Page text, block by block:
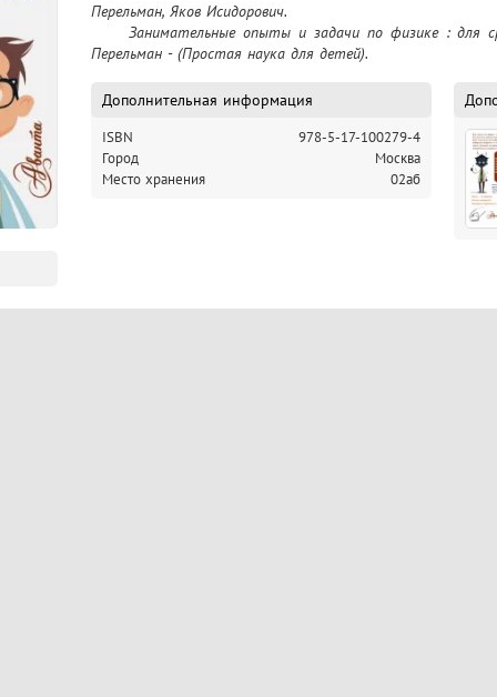
Перельман, Яков Исидорович.
Перельман - (Простая наука для детей).
Дополнительная информация
ISBN
978-5-17-100279-4
Город
Москва
Место хранения
02аб